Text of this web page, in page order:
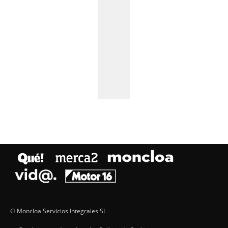
© Moncloa Servicios Integrales SL